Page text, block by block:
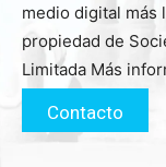
medio digital más
propiedad de
Limitada Más
Contacto